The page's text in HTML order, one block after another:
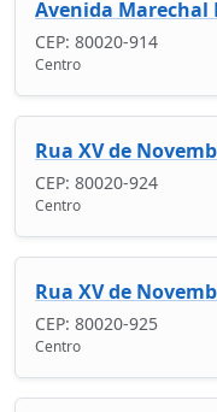
Avenida Marechal
CEP: 80020-914
Centro
Rua XV de
CEP: 80020-924
Centro
Rua XV de
CEP: 80020-925
Centro